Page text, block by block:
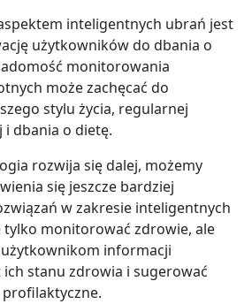
inteligentnych ubrań jest
użytkowników do dbania o
monitorowania
może zachęcać do
stylu życia, regularnej
dbania o dietę.
rozwija się dalej, możemy
się jeszcze bardziej
w zakresie inteligentnych
tylko monitorować zdrowie, ale
informacji
stanu zdrowia i sugerować